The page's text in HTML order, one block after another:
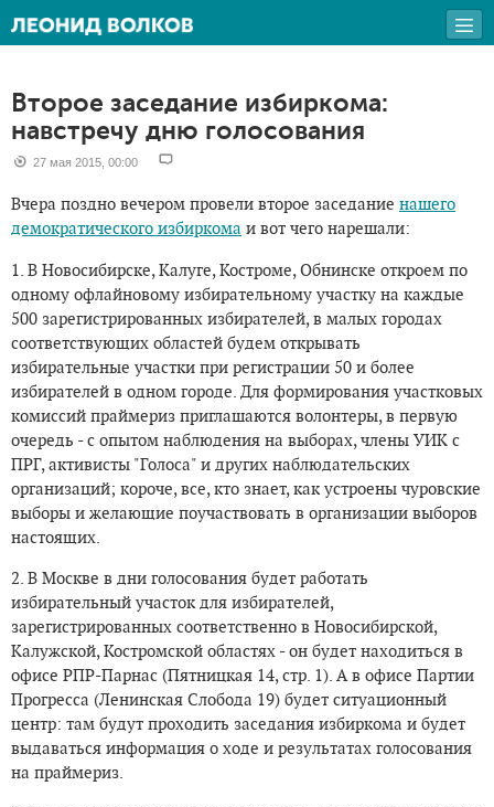
Второе заседание избиркома:
навстречу дню голосования
27 мая 2015, 00:00
Вчера поздно вечером провели второе заседание нашего
демократического избиркома и вот чего нарешали:
1. В Новосибирске, Калуге, Костроме, Обнинске откроем по
одному офлайновому избирательному участку на каждые
500 зарегистрированных избирателей, в малых городах
соответствующих областей будем открывать
избирательные участки при регистрации 50 и более
избирателей в одном городе. Для формирования участковых
комиссий праймериз приглашаются волонтеры, в первую
очередь - с опытом наблюдения на выборах, члены УИК с
ПРГ, активисты "Голоса" и других наблюдательских
организаций; короче, все, кто знает, как устроены чуровские
выборы и желающие поучаствовать в организации выборов
настоящих.
2. В Москве в дни голосования будет работать
избирательный участок для избирателей,
зарегистрированных соответственно в Новосибирской,
Калужской, Костромской областях - он будет находиться в
офисе РПР-Парнас (Пятницкая 14, стр. 1). А в офисе Партии
Прогресса (Ленинская Слобода 19) будет ситуационный
центр: там будут проходить заседания избиркома и будет
выдаваться информация о ходе и результатах голосования
на праймериз.